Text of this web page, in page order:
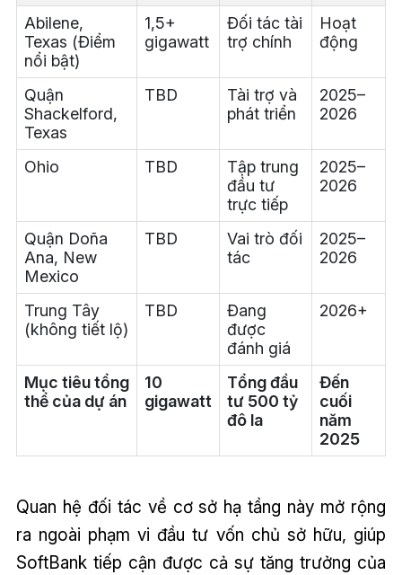
Abilene,
Texas (Điểm
nổi bật)
1,5+
gigawatt
Đối tác tài
trợ chính
Hoạt
động
Quận
Shackelford,
Texas
TBD
Tài trợ và
phát triển
2025–
2026
Ohio TBD
Tập trung
đầu tư
trực tiếp
2025–
2026
Quận Doña
Ana, New
Mexico
TBD
Vai trò đối
tác
2025–
2026
Trung Tây
(không tiết lộ)
TBD
Đang
được
đánh giá
2026+
Mục tiêu tổng
thể của dự án
10
gigawatt
Tổng đầu
tư 500 tỷ
đô la
Đến
cuối
năm
2025
Quan hệ đối tác về cơ sở hạ tầng này mở rộng
ra ngoài phạm vi đầu tư vốn chủ sở hữu, giúp
SoftBank tiếp cận được cả sự tăng trưởng của